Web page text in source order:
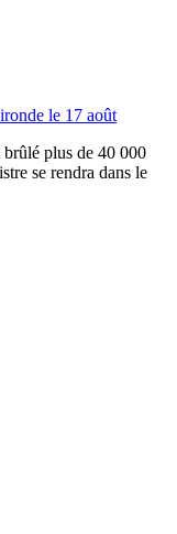
le 17 août
plus de 40 000
se rendra dans le